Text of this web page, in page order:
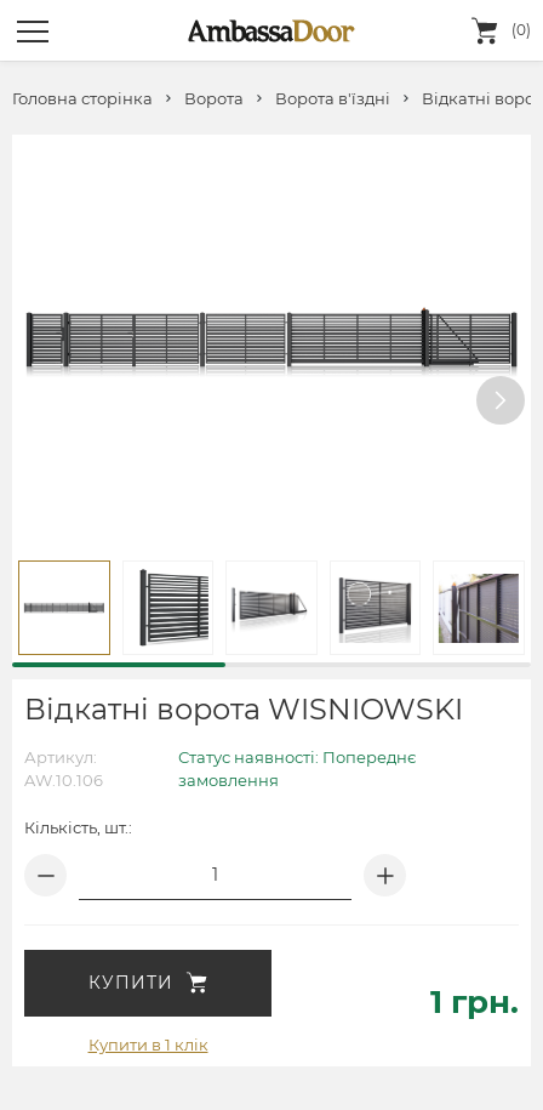
(0)
Головна сторінка Ворота Ворота в'їздні Відкатні
Відкатні ворота WISNIOWSKI
Артикул:
AW.10.106
Статус наявності: Попереднє
замовлення
Кількість, шт.:
КУПИТИ
Купити в 1 клік
1 грн.